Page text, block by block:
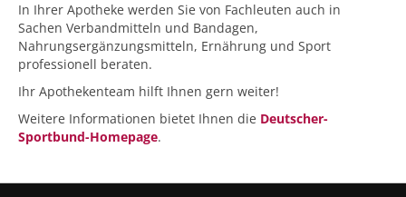
In Ihrer Apotheke werden Sie von Fachleuten auch in
Sachen Verbandmitteln und Bandagen,
Nahrungsergänzungsmitteln, Ernährung und Sport
professionell beraten.
Ihr Apothekenteam hilft Ihnen gern weiter!
Weitere Informationen bietet Ihnen die Deutscher-
Sportbund-Homepage.